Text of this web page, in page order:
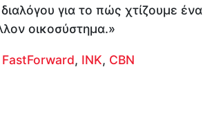
για το πώς χτίζουμε ένα
οικοσύστημα.»
FastForward, INK, CBN